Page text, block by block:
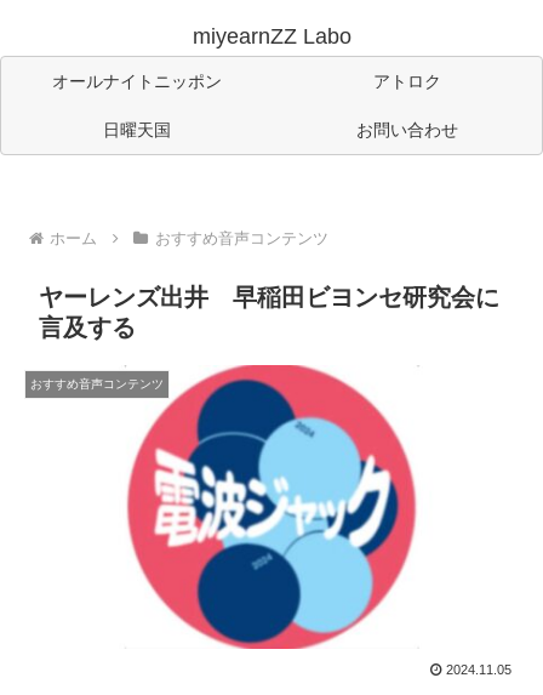
miyearnZZ Labo
オールナイトニッポン アトロク
日曜天国 お問い合わせ
ホーム おすすめ音声コンテンツ
ヤーレンズ出井 早稲田ビヨンセ研究会に
言及する
おすすめ音声コンテンツ
2024.11.05